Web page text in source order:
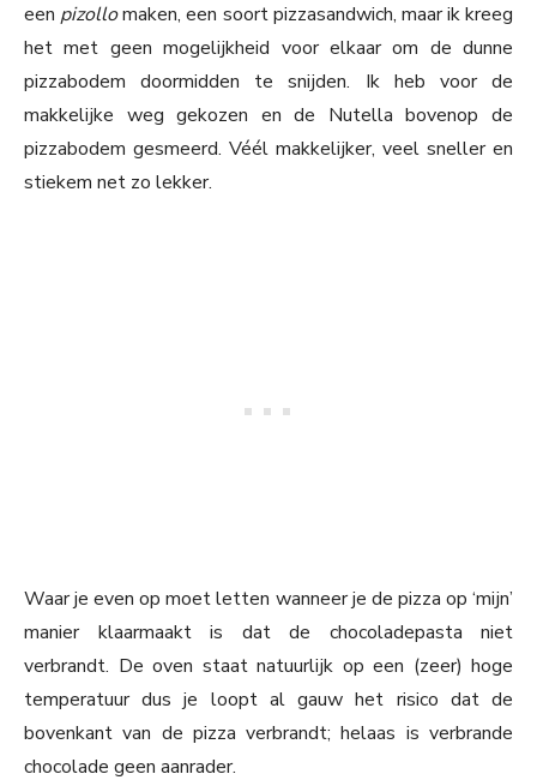
een pizollomaken, een soort pizzasandwich, maar ik kreeg
het met geen mogelijkheid voor elkaar om de dunne
pizzabodem doormidden te snijden. Ik heb voor de
makkelijke weg gekozen en de Nutella bovenop de
pizzabodem gesmeerd. Véél makkelijker, veel sneller en
stiekem net zo lekker.
Waar je even op moet letten wanneer je de pizza op ‘mijn’
manier klaarmaakt is dat de chocoladepasta niet
verbrandt. De oven staat natuurlijk op een (zeer) hoge
temperatuur dus je loopt al gauw het risico dat de
bovenkant van de pizza verbrandt; helaas is verbrande
chocolade geen aanrader.